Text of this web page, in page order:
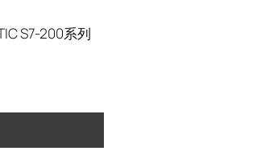
S7-200系列